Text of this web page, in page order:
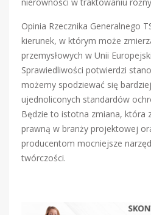
Opinia Rzecznika Generalnego
kierunek, w którym może
przemysłowych w Unii
Sprawiedliwości potwierdzi
możemy spodziewać się
ujednoliconych standardów
Będzie to istotna zmiana, która
prawną w branży projektowej
producentom mocniejsze
twórczości.